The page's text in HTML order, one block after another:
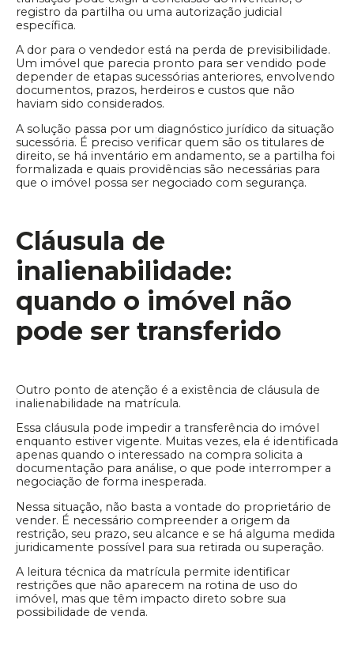
registro da partilha ou uma autorização judicial
específica.
A dor para o vendedor está na perda de previsibilidade.
Um imóvel que parecia pronto para ser vendido pode
depender de etapas sucessórias anteriores, envolvendo
documentos, prazos, herdeiros e custos que não
haviam sido considerados.
A solução passa por um diagnóstico jurídico da situação
sucessória. É preciso verificar quem são os titulares de
direito, se há inventário em andamento, se a partilha foi
formalizada e quais providências são necessárias para
que o imóvel possa ser negociado com segurança.
Cláusula de
inalienabilidade:
quando o imóvel não
pode ser transferido
Outro ponto de atenção é a existência de cláusula de
inalienabilidade na matrícula.
Essa cláusula pode impedir a transferência do imóvel
enquanto estiver vigente. Muitas vezes, ela é identificada
apenas quando o interessado na compra solicita a
documentação para análise, o que pode interromper a
negociação de forma inesperada.
Nessa situação, não basta a vontade do proprietário de
vender. É necessário compreender a origem da
restrição, seu prazo, seu alcance e se há alguma medida
juridicamente possível para sua retirada ou superação.
A leitura técnica da matrícula permite identificar
restrições que não aparecem na rotina de uso do
imóvel, mas que têm impacto direto sobre sua
possibilidade de venda.